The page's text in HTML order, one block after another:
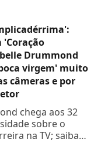
'Coração
Drummond
virgem' muito
câmeras e por
chega aos 32
sobre o
na TV; saiba